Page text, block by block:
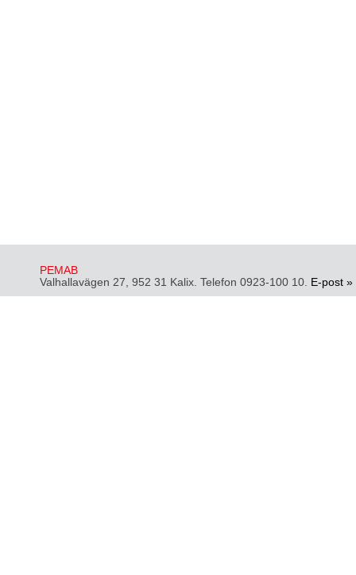
PEMAB
Valhallavägen 27, 952 31 Kalix. Telefon 0923-100 10. E-post »